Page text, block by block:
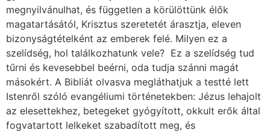
megnyilvánulhat, és független a körülöttünk élők
magatartásától, Krisztus szeretetét árasztja, eleven
bizonyságtételként az emberek felé. Milyen ez a
szelídség, hol találkozhatunk vele? Ez a szelídség tud
tűrni és kevesebbel beérni, oda tudja szánni magát
másokért. A Bibliát olvasva megláthatjuk a testté lett
Istenről szóló evangéliumi történetekben: Jézus lehajolt
az elesettekhez, betegeket gyógyított, okkult erők által
fogvatartott lelkeket szabadított meg, és